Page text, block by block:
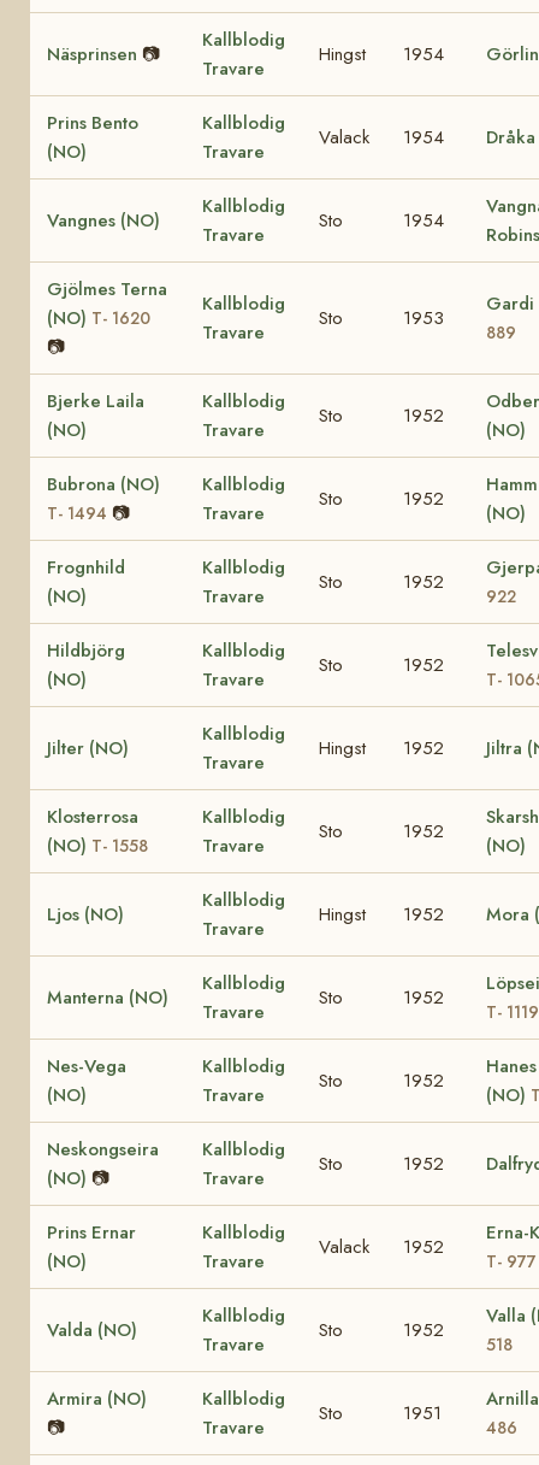
Näsprinsen 📷
Kallblodig
Travare
Hingst 1954 Görlin
Prins Bento
(NO)
Kallblodig
Travare
Valack 1954
Vangnes (NO)
Kallblodig
Travare
Sto 1954
Gjölmes Terna
(NO) T- 1620
📷
Kallblodig
Travare
Sto 1953
889
Bjerke Laila
(NO)
Kallblodig
Travare
Sto 1952
(NO)
Bubrona (NO)
T- 1494 📷
Kallblodig
Travare
Sto 1952
(NO)
Frognhild
(NO)
Kallblodig
Travare
Sto 1952
922
Hildbjörg
(NO)
Kallblodig
Travare
Sto 1952
T-
Jilter (NO)
Kallblodig
Travare
Hingst 1952 Jiltra
Klosterrosa
(NO) T- 1558
Kallblodig
Travare
Sto 1952
(NO)
Ljos (NO)
Kallblodig
Travare
Hingst 1952 Mora
Manterna (NO)
Kallblodig
Travare
Sto 1952
T- 1119
Nes-Vega
(NO)
Kallblodig
Travare
Sto 1952
(NO)
Neskongseira
(NO) 📷
Kallblodig
Travare
Sto 1952
Prins Ernar
(NO)
Kallblodig
Travare
Valack 1952
Erna-
T- 977
Valda (NO)
Kallblodig
Travare
Sto 1952
Valla
518
Armira (NO)
📷
Kallblodig
Travare
Sto 1951
486